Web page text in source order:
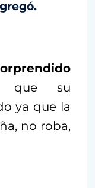
que su
ya que la
no roba,